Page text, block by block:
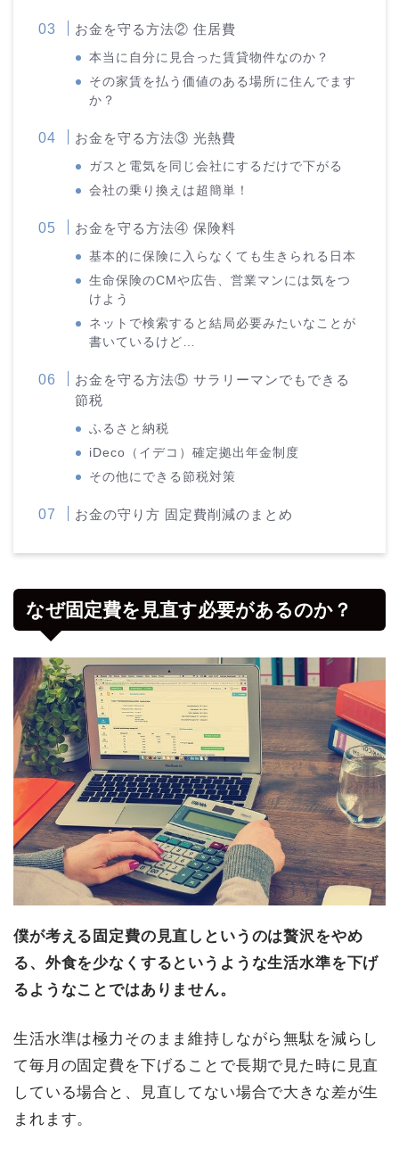
お金を守る方法② 住居費
本当に自分に見合った賃貸物件なのか？
その家賃を払う価値のある場所に住んでます
か？
お金を守る方法③ 光熱費
ガスと電気を同じ会社にするだけで下がる
会社の乗り換えは超簡単！
お金を守る方法④ 保険料
基本的に保険に入らなくても生きられる日本
生命保険のCMや広告、営業マンには気をつ
けよう
ネットで検索すると結局必要みたいなことが
書いているけど…
お金を守る方法⑤ サラリーマンでもできる
節税
ふるさと納税
iDeco（イデコ）確定拠出年金制度
その他にできる節税対策
お金の守り方 固定費削減のまとめ
なぜ固定費を見直す必要があるのか？
僕が考える固定費の見直しというのは贅沢をやめ
る、外食を少なくするというような生活水準を下げ
るようなことではありません。
生活水準は極力そのまま維持しながら無駄を減らし
て毎月の固定費を下げることで長期で見た時に見直
している場合と、見直してない場合で大きな差が生
まれます。